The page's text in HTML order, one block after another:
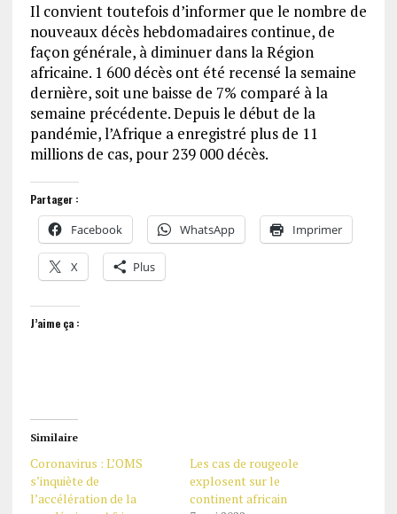
Il convient toutefois d’informer que le nombre de
nouveaux décès hebdomadaires continue, de
façon générale, à diminuer dans la Région
africaine. 1 600 décès ont été recensé la semaine
dernière, soit une baisse de 7% comparé à la
semaine précédente. Depuis le début de la
pandémie, l’Afrique a enregistré plus de 11
millions de cas, pour 239 000 décès.
Partager :
Facebook WhatsApp Imprimer
X Plus
J’aime ça :
Similaire
Coronavirus : L’OMS
s’inquiète de
l’accélération de la
Les cas de rougeole
explosent sur le
continent africain